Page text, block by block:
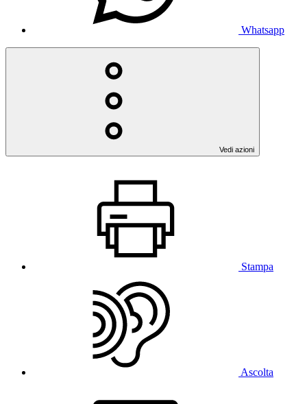
Whatsapp
Vedi azioni
Stampa
Ascolta